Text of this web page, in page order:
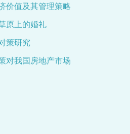
价值及其管理策略
原上的婚礼
策研究
对我国房地产市场